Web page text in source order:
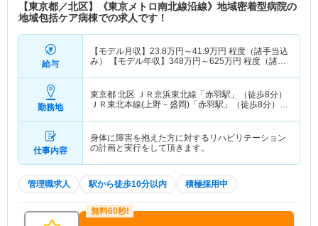
【東京都／北区】《東京メトロ南北線沿線》地域密着型病院の
地域包括ケア病棟での求人です！
給与
【モデル月収】 23.8万円～41.9万円 程度（諸手当込
み） 【モデル年収】 348万円～625万円 程度（諸手
勤務地
東京都 北区 ＪＲ京浜東北線「赤羽駅」（徒歩8分）
ＪＲ東北本線(上野－盛岡)「赤羽駅」（徒歩8分）
仕事内容
身体に障害を抱えた方に対するリハビリテーション
の計画と実行をして頂きます。
管理職求人 駅から徒歩10分以内 積極採用中